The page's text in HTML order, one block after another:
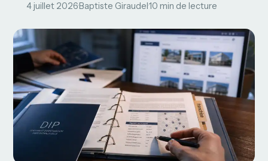
4 juillet 2026·Baptiste Giraudel·10 min de lecture